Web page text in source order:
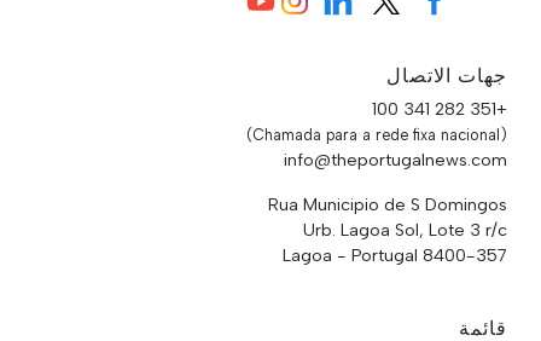
جهات الاتصال
+351 282 341 100
(Chamada para a rede fixa nacional)
info@theportugalnews.com
Rua Municipio de S Domingos
Urb. Lagoa Sol, Lote 3 r/c
8400-357 Lagoa - Portugal
قائمة